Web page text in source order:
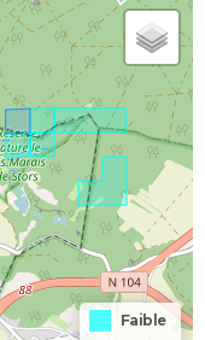
Faible